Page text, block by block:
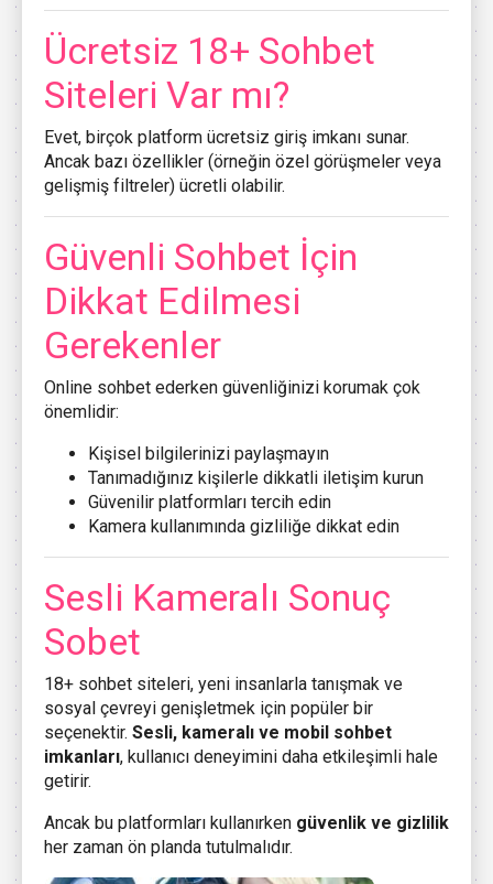
Ücretsiz 18+ Sohbet
Siteleri Var mı?
Evet, birçok platform ücretsiz giriş imkanı sunar.
Ancak bazı özellikler (örneğin özel görüşmeler veya
gelişmiş filtreler) ücretli olabilir.
Güvenli Sohbet İçin
Dikkat Edilmesi
Gerekenler
Online sohbet ederken güvenliğinizi korumak çok
önemlidir:
Kişisel bilgilerinizi paylaşmayın
Tanımadığınız kişilerle dikkatli iletişim kurun
Güvenilir platformları tercih edin
Kamera kullanımında gizliliğe dikkat edin
Sesli Kameralı Sonuç
Sobet
18+ sohbet siteleri, yeni insanlarla tanışmak ve
sosyal çevreyi genişletmek için popüler bir
seçenektir. Sesli, kameralı ve mobil sohbet
imkanları, kullanıcı deneyimini daha etkileşimli hale
getirir.
Ancak bu platformları kullanırken güvenlik ve gizlilik
her zaman ön planda tutulmalıdır.